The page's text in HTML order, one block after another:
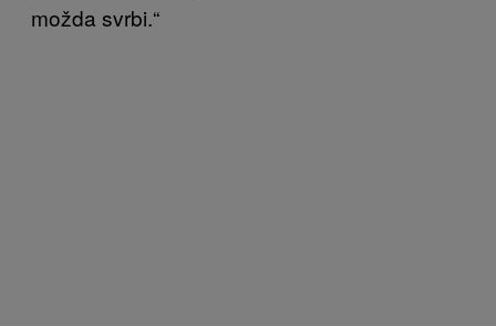
možda svrbi.“